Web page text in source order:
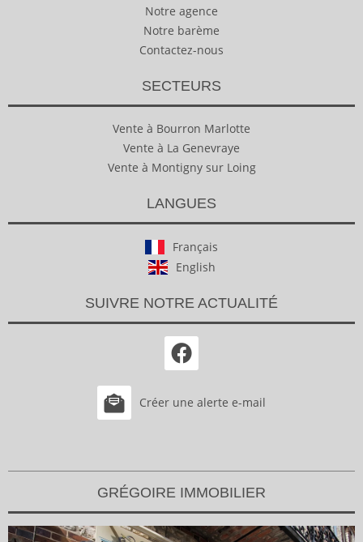
Notre agence
Notre barème
Contactez-nous
SECTEURS
Vente à Bourron Marlotte
Vente à La Genevraye
Vente à Montigny sur Loing
LANGUES
Français
English
SUIVRE NOTRE ACTUALITÉ
Créer une alerte e-mail
GRÉGOIRE IMMOBILIER